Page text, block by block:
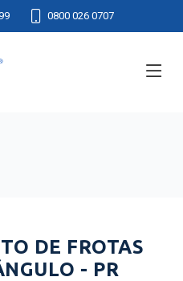
0800 026 0707
DE FROTAS
- PR